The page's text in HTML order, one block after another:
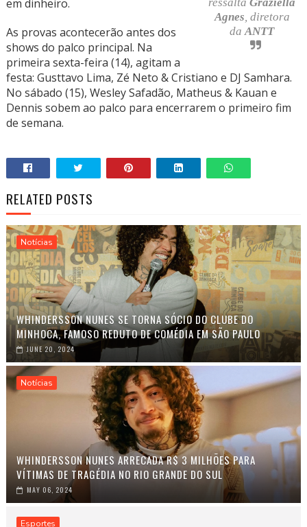
Agnes , diretora
daANTT
em dinheiro.
As provas acontecerão antes dos
shows do palco principal. Na
primeira sexta-feira (14), agitam a
festa: Gusttavo Lima, Zé Neto & Cristiano e DJ Samhara.
No sábado (15), Wesley Safadão, Matheus & Kauan e
Dennis sobem ao palco para encerrarem o primeiro fim
de semana.
RELATED POSTS
Notícias
WHINDERSSON NUNES SE TORNA SÓCIO DO CLUBE DO
MINHOCA, FAMOSO REDUTO DE COMÉDIA EM SÃO PAULO
JUNE 20, 2024
Notícias
WHINDERSSON NUNES ARRECADA R$ 3 MILHÕES PARA
VÍTIMAS DE TRAGÉDIA NO RIO GRANDE DO SUL
MAY 06, 2024
Esportes